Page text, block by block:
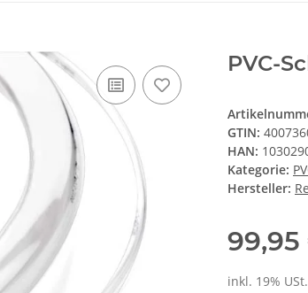
PVC-
GTIN:
HAN:
Kategorie:
Hersteller:
inkl. 19%